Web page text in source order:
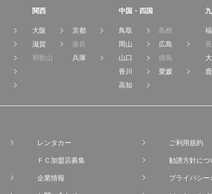
関西
大阪
京都
滋賀
奈良
和歌山
兵庫
中国・四国
鳥取
島根
岡山
広島
山口
徳島
香川
愛媛
高知
レンタカー
ＦＣ加盟店募集
企業情報
ご利用規約
勧誘方針につ
プライバシー